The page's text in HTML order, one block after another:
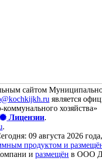
сайтом
является
хозяйства»
Лицензии.
.
09 августа 2026
продуктом и
и размещён в ООО